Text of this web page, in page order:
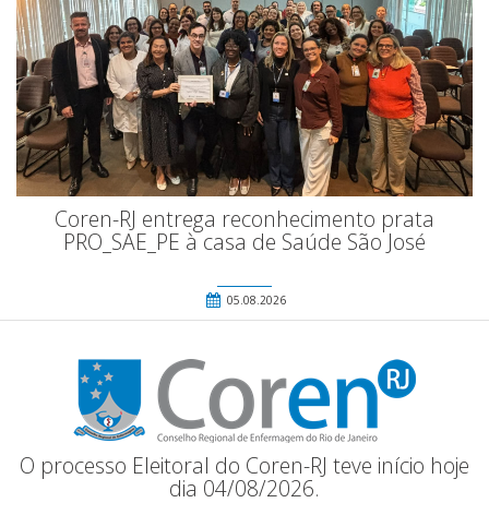
Coren-RJ entrega reconhecimento prata
PRO_SAE_PE à casa de Saúde São José
05.08.2026
O processo Eleitoral do Coren-RJ teve início hoje
dia 04/08/2026.